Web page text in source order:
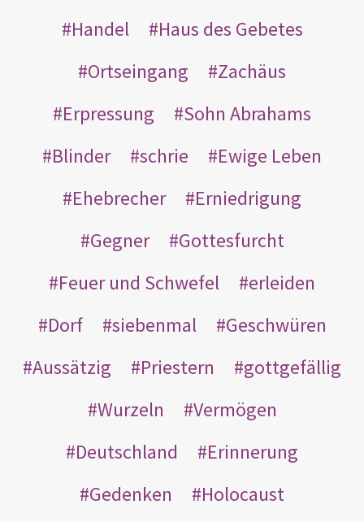
Handel
Haus des Gebetes
Ortseingang
Zachäus
Erpressung
Sohn Abrahams
Blinder
schrie
Ewige Leben
Ehebrecher
Erniedrigung
Gegner
Gottesfurcht
Feuer und Schwefel
erleiden
Dorf
siebenmal
Geschwüren
Aussätzig
Priestern
gottgefällig
Wurzeln
Vermögen
Deutschland
Erinnerung
Gedenken
Holocaust